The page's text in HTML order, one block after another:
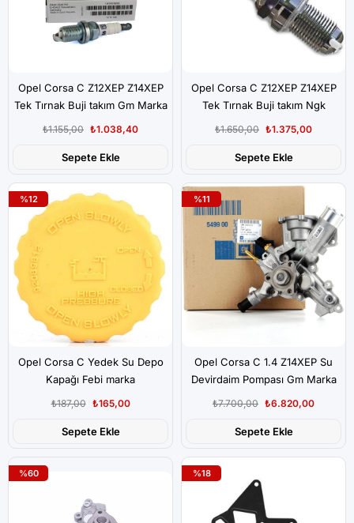
Opel Corsa C Z12XEP Z14XEP
Tek Tırnak Buji takım Gm Marka
₺1.038,40
₺1.155,00
Sepete Ekle
Opel Corsa C Z12XEP Z14XEP
Tek Tırnak Buji takım Ngk
₺1.375,00
₺1.650,00
Sepete Ekle
Opel Corsa C Yedek Su Depo
Kapağı Febi marka
₺165,00
₺187,00
Sepete Ekle
%12
Opel Corsa C 1.4 Z14XEP Su
Devirdaim Pompası Gm Marka
₺6.820,00
₺7.700,00
Sepete Ekle
%11
%60 %18